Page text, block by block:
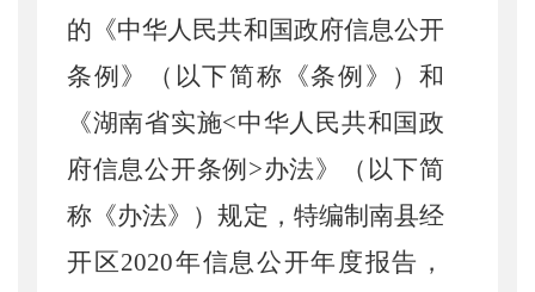
的《中华人民共和国政府信息公开
条例》（以下简称《条例》）和
《湖南省实施<中华人民共和国政
府信息公开条例 >办法》（以下简
称《办法》）规定，特编制南县经
开区2020年信息公开年度报告，